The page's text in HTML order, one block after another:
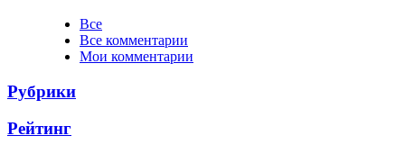
Все
Все комментарии
Мои комментарии
Рубрики
Рейтинг